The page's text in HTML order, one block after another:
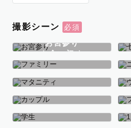
撮影シーン
お宮参り
お食い初め
ファミリー
マタニティ
カップル